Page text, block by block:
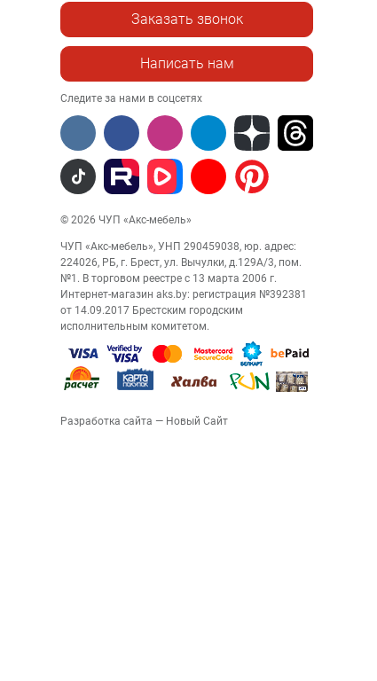
Заказать звонок
Написать нам
Следите за нами в соцсетях
© 2026 ЧУП «Акс-мебель»
ЧУП «Акс-мебель», УНП 290459038, юр. адрес:
224026, РБ, г. Брест, ул. Вычулки, д.129А/3, пом.
№1. В торговом реестре с 13 марта 2006 г.
Интернет-магазин aks.by: регистрация №392381
от 14.09.2017 Брестским городским
исполнительным комитетом.
Разработка сайта — Новый Сайт